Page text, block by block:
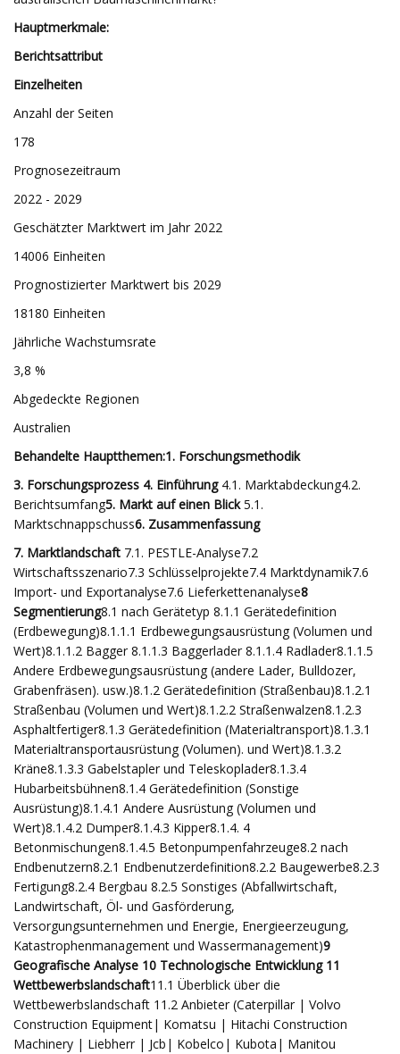
Hauptmerkmale:
Berichtsattribut
Einzelheiten
Anzahl der Seiten
178
Prognosezeitraum
2022 - 2029
Geschätzter Marktwert im Jahr 2022
14006 Einheiten
Prognostizierter Marktwert bis 2029
18180 Einheiten
Jährliche Wachstumsrate
3,8 %
Abgedeckte Regionen
Australien
Behandelte Hauptthemen:1. Forschungsmethodik
3. Forschungsprozess 4. Einführung4.1. Marktabdeckung4.2.
Berichtsumfang5. Markt auf einen Blick5.1.
Marktschnappschuss6. Zusammenfassung
7. Marktlandschaft 7.1. PESTLE-Analyse7.2
Wirtschaftsszenario7.3 Schlüsselprojekte7.4 Marktdynamik7.6
Import- und Exportanalyse7.6 Lieferkettenanalyse8
Segmentierung8.1 nach Gerätetyp 8.1.1 Gerätedefinition
(Erdbewegung)8.1.1.1 Erdbewegungsausrüstung (Volumen und
Wert)8.1.1.2 Bagger 8.1.1.3 Baggerlader 8.1.1.4 Radlader8.1.1.5
Andere Erdbewegungsausrüstung (andere Lader, Bulldozer,
Grabenfräsen). usw.)8.1.2 Gerätedefinition (Straßenbau)8.1.2.1
Straßenbau (Volumen und Wert)8.1.2.2 Straßenwalzen8.1.2.3
Asphaltfertiger8.1.3 Gerätedefinition (Materialtransport)8.1.3.1
Materialtransportausrüstung (Volumen). und Wert)8.1.3.2
Kräne8.1.3.3 Gabelstapler und Teleskoplader8.1.3.4
Hubarbeitsbühnen8.1.4 Gerätedefinition (Sonstige
Ausrüstung)8.1.4.1 Andere Ausrüstung (Volumen und
Wert)8.1.4.2 Dumper8.1.4.3 Kipper8.1.4. 4
Betonmischungen8.1.4.5 Betonpumpenfahrzeuge8.2 nach
Endbenutzern8.2.1 Endbenutzerdefinition8.2.2 Baugewerbe8.2.3
Fertigung8.2.4 Bergbau 8.2.5 Sonstiges (Abfallwirtschaft,
Landwirtschaft, Öl- und Gasförderung,
Versorgungsunternehmen und Energie, Energieerzeugung,
Katastrophenmanagement und Wassermanagement)9
Geografische Analyse 10 Technologische Entwicklung 11
Wettbewerbslandschaft11.1 Überblick über die
Wettbewerbslandschaft 11.2 Anbieter (Caterpillar | Volvo
Construction Equipment| Komatsu | Hitachi Construction
Machinery | Liebherr | Jcb| Kobelco| Kubota| Manitou